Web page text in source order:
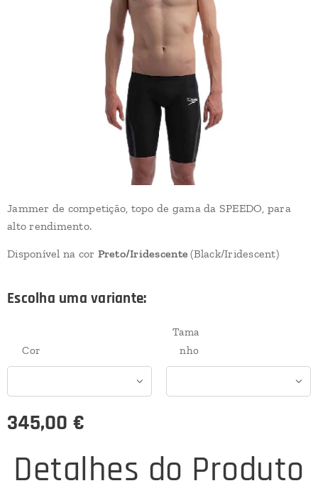
Jammer de competição, topo de gama da SPEEDO, para
alto rendimento.
Disponível na cor Preto/Iridescente(Black/Iridescent)
Escolha uma variante:
Cor
Tama
nho
345,00 €
Detalhes do Produto